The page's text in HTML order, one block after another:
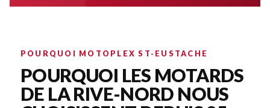
POURQUOI MOTOPLEX ST-EUSTACHE
POURQUOI LES MOTARDS
DE LA RIVE-NORD NOUS